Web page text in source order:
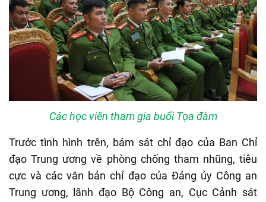
Các học viên tham gia buổi Tọa đàm
Trước tình hình trên, bám sát chỉ đạo của Ban Chỉ
đạo Trung ương về phòng chống tham nhũng, tiêu
cực và các văn bản chỉ đạo của Đảng ủy Công an
Trung ương, lãnh đạo Bộ Công an, Cục Cảnh sát